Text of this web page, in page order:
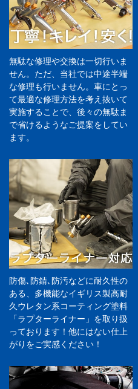
無駄な修理や交換は一切行いま
せん。ただ、当社では中途半端
な修理も行いません。車にとっ
て最適な修理方法を考え抜いて
実施することで、後々の無駄ま
で省けるようなご提案をしてい
ます。
防傷､防錆､防汚などに耐久性の
ある、多機能なイギリス製高耐
久ウレタン系コーティング塗料
「ラプターライナー」を取り扱
っております！他にはない仕上
がりをご実感ください！